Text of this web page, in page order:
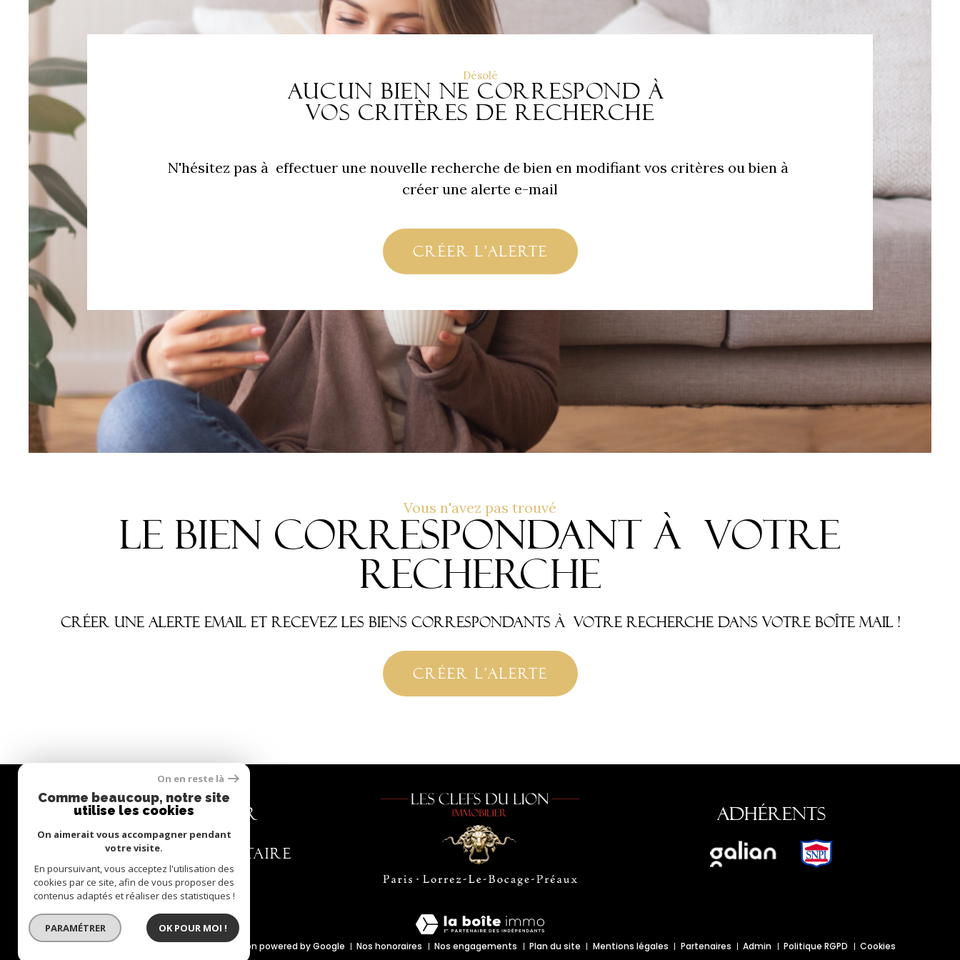
Désolé
Aucun bien ne correspond à
vos critères de recherche
N'hésitez pas à effectuer une nouvelle recherche de bien en modifiant vos critères ou bien à
créer une alerte e-mail
créer l'alerte
Vous n'avez pas trouvé
le bien correspondant à votre
recherche
Créer une alerte email et recevez les biens correspondants à votre recherche dans votre boîte mail !
créer l'alerte
Se connecter
ESPACE PROPRIÉTAIRE
Adhérents
© 2022 Tous droits réservés Traduction powered by Google Nos honoraires Nos engagements Plan du site Mentions légales Partenaires Admin Politique RGPD Cookies
On en reste là
Comme beaucoup, notre site
utilise les cookies
On aimerait vous accompagner pendant
votre visite.
En poursuivant, vous acceptez l'utilisation des
cookies par ce site, afin de vous proposer des
contenus adaptés et réaliser des statistiques !
PARAMÉTRER OK POUR MOI !